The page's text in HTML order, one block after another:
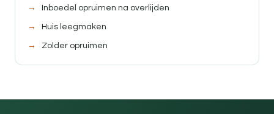
Inboedel opruimen na overlijden
Huis leegmaken
Zolder opruimen